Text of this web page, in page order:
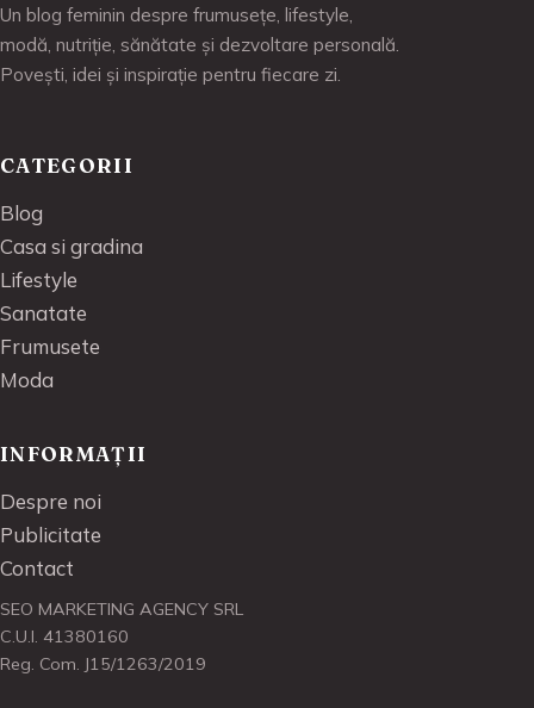
Un blog feminin despre frumusețe, lifestyle,
modă, nutriție, sănătate și dezvoltare personală.
Povești, idei și inspirație pentru fiecare zi.
CATEGORII
Blog
Casa si gradina
Lifestyle
Sanatate
Frumusete
Moda
INFORMAȚII
Despre noi
Publicitate
Contact
SEO MARKETING AGENCY SRL
C.U.I. 41380160
Reg. Com. J15/1263/2019